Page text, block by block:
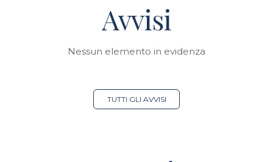
Avvisi
Nessun elemento in evidenza
TUTTI GLI AVVISI